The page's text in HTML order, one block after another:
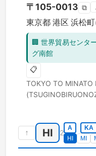
〒 105-0013 ⧉
東京都 港区 浜松町
🏢 世界貿易センタ
グ南館
📋
TOKYO TO MINATO
↑ HI 2
A KA
HI
MI